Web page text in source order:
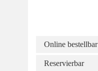
Online bestellbar
Reservierbar